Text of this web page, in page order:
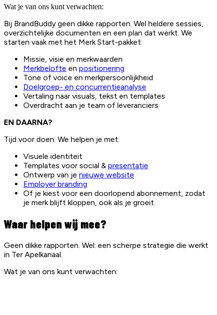
Wat je van ons kunt verwachten:
Bij BrandBuddy geen dikke rapporten. Wel heldere sessies,
overzichtelijke documenten en een plan dat werkt. We
starten vaak met het Merk Start-pakket:
Missie, visie en merkwaarden
Merkbelofte en positionering
Tone of voice en merkpersoonlijkheid
Doelgroep- en concurrentieanalyse
Vertaling naar visuals, tekst en templates
Overdracht aan je team of leveranciers
EN DAARNA?
Tijd voor doen. We helpen je met:
Visuele identiteit
Templates voor social & presentatie
Ontwerp van je nieuwe website
Employer branding
Of je kiest voor een doorlopend abonnement, zodat
je merk blijft kloppen, ook als je groeit.
Waar helpen wij mee?
Geen dikke rapporten. Wel: een scherpe strategie die werkt
in Ter Apelkanaal.
Wat je van ons kunt verwachten: